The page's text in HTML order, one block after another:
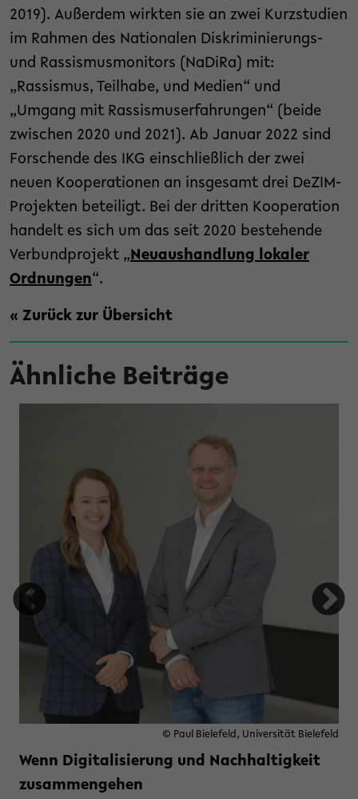
2019). Außerdem wirkten sie an zwei Kurzstudien
im Rahmen des Nationalen Diskriminierungs-
und Rassismusmonitors (NaDiRa) mit:
„Rassismus, Teilhabe, und Medien“ und
„Umgang mit Rassismuserfahrungen“ (beide
zwischen 2020 und 2021). Ab Januar 2022 sind
Forschende des IKG einschließlich der zwei
neuen Kooperationen an insgesamt drei DeZIM-
Projekten beteiligt. Bei der dritten Kooperation
handelt es sich um das seit 2020 bestehende
Verbundprojekt „Neuaushandlung lokaler
Ordnungen“.
« Zurück zur Übersicht
Ähnliche Beiträge
seine Folgen
© Paul Bielefeld, Universität Bielefeld
Wenn Digitalisierung und Nachhaltigkeit
zusammengehen